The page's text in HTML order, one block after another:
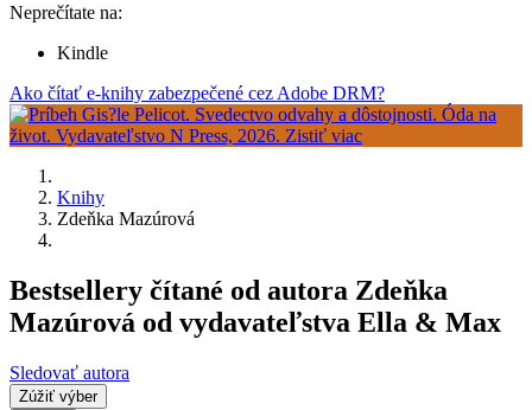
Neprečítate na:
Kindle
Ako čítať e-knihy zabezpečené cez Adobe DRM?
Knihy
Zdeňka Mazúrová
Bestsellery čítané od autora Zdeňka
Mazúrová od vydavateľstva Ella & Max
Sledovať autora
Zúžiť výber